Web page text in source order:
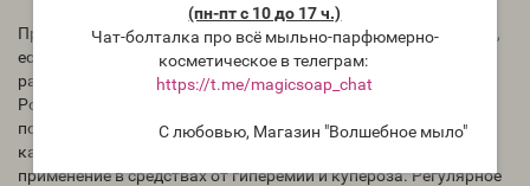
(пн-пт с 10 до 17 ч.)
Чат-болталка про всё мыльно-парфюмерно-
косметическое в телеграм:
https://t.me/magicsoap_chat
С любовью, Магазин "Волшебное мыло"
Применение гидролата розы является настоящим спасением,
если кожа гиперчувствительна, истончена, подвержена
различным аллергическим реакциям и раздражениям.
Розовая вода отлично регенерирует кожу и устраняет
покраснения. Обладая укрепляющим действием на
капилляры, гидролат розы также находит эффективное
применение в средствах от гиперемии и купероза. Регулярное